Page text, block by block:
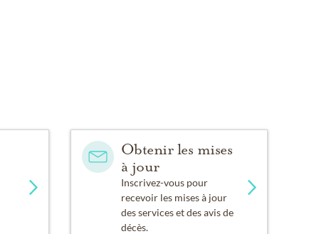
Obtenir les mises
à jour
Inscrivez-vous pour
recevoir les mises à jour
des services et des avis de
décès.